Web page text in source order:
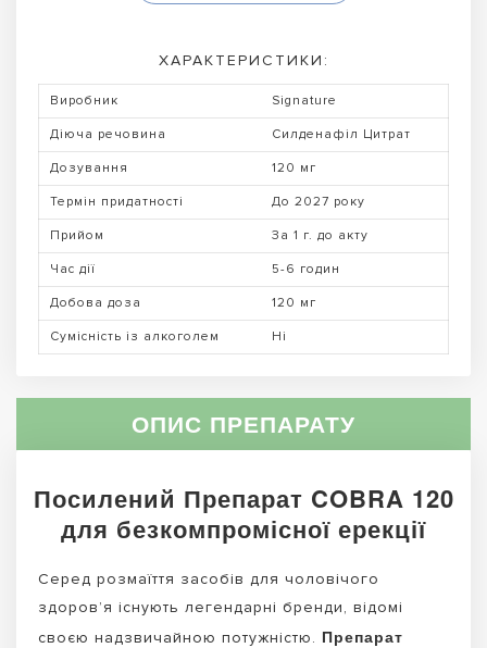
ХАРАКТЕРИСТИКИ:
Виробник Signature
Діюча речовина Силденафіл Цитрат
Дозування 120 мг
Термін придатності До 2027 року
Прийом За 1 г. до акту
Час дії 5-6 годин
Добова доза 120 мг
Сумісність із алкоголем Ні
ОПИС ПРЕПАРАТУ
Посилений Препарат COBRA 120
для безкомпромісної ерекції
Серед розмаїття засобів для чоловічого
здоров’я існують легендарні бренди, відомі
своєю надзвичайною потужністю. Препарат